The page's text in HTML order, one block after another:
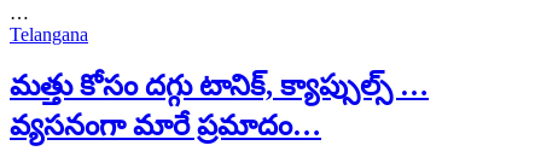
…
Telangana
మత్తు కోసం దగ్గు టానిక్, క్యాప్సుల్స్ …
వ్యసనంగా మారే ప్రమాదం…